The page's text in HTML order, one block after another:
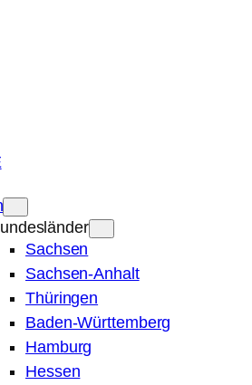
Sachsen
Sachsen-Anhalt
Thüringen
Baden-Württemberg
Hamburg
Hessen